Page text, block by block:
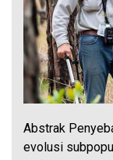
Abstrak
evolusi